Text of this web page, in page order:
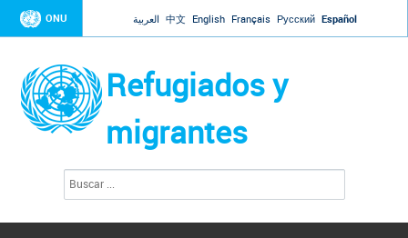
Jump to navigation
ONU العربية 中文 English Français Русский Español
Refugiados y
migrantes
s